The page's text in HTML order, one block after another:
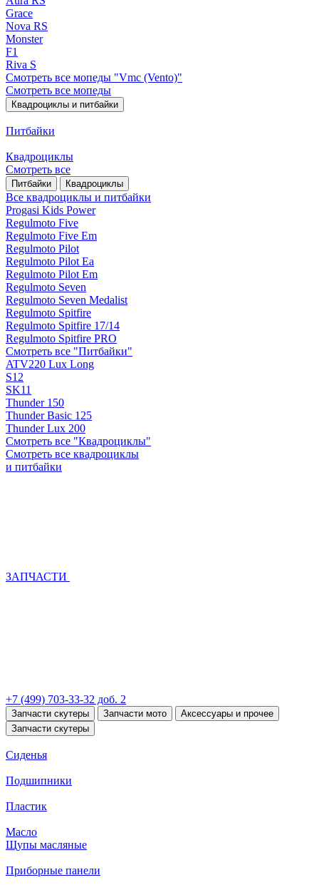
Grace
Nova RS
Monster
F1
Riva S
Смотреть все мопеды "Vmc (Vento)"
Смотреть все мопеды
Квадроциклы и питбайки
Питбайки
Квадроциклы
Смотреть все
Питбайки Квадроциклы
Все квадроциклы и питбайки
Progasi Kids Power
Regulmoto Five
Regulmoto Five Em
Regulmoto Pilot
Regulmoto Pilot Ea
Regulmoto Pilot Em
Regulmoto Seven
Regulmoto Seven Medalist
Regulmoto Spitfire
Regulmoto Spitfire 17/14
Regulmoto Spitfire PRO
Смотреть все "Питбайки"
ATV220 Lux Long
S12
SK11
Thunder 150
Thunder Basic 125
Thunder Lux 200
Смотреть все "Квадроциклы"
Смотреть все квадроциклы
и питбайки
ЗАПЧАСТИ
+7 (499) 703-33-32 доб. 2
Запчасти скутеры Запчасти мото
Аксессуары и прочее
Запчасти скутеры
Сиденья
Подшипники
Пластик
Масло
Щупы масляные
Приборные панели